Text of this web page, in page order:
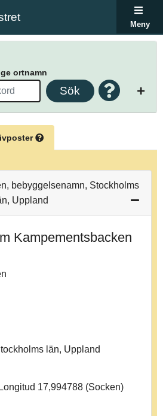
Meny
ortnamn
Sök
bebyggelsenamn, Stockholms
Uppland
Kampementsbacken
län, Uppland
17,994788 (Socken)